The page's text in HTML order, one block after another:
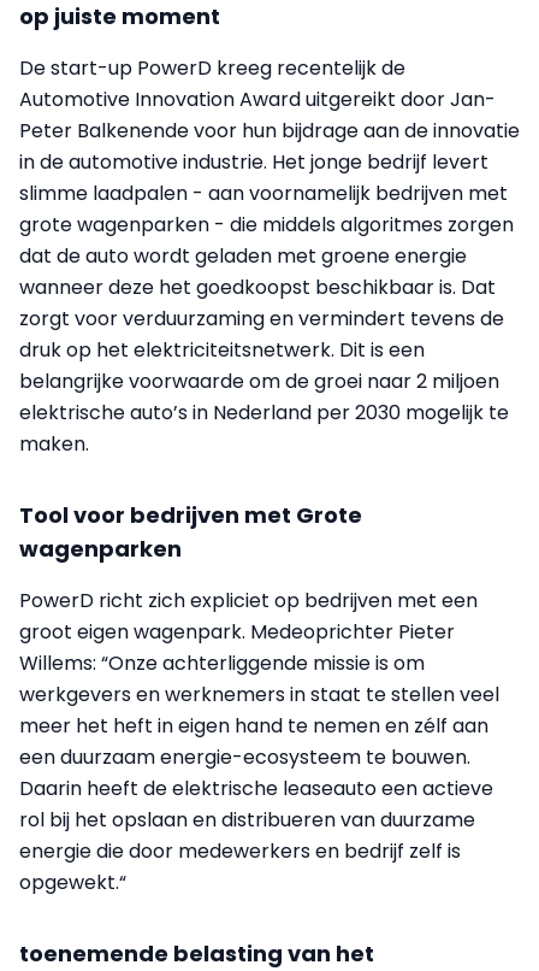
op juiste moment
De start-up PowerD kreeg recentelijk de
Automotive Innovation Award uitgereikt door Jan-
Peter Balkenende voor hun bijdrage aan de innovatie
in de automotive industrie. Het jonge bedrijf levert
slimme laadpalen - aan voornamelijk bedrijven met
grote wagenparken - die middels algoritmes zorgen
dat de auto wordt geladen met groene energie
wanneer deze het goedkoopst beschikbaar is. Dat
zorgt voor verduurzaming en vermindert tevens de
druk op het elektriciteitsnetwerk. Dit is een
belangrijke voorwaarde om de groei naar 2 miljoen
elektrische auto’s in Nederland per 2030 mogelijk te
maken.
Tool voor bedrijven met Grote
wagenparken
PowerD richt zich expliciet op bedrijven met een
groot eigen wagenpark. Medeoprichter Pieter
Willems: “Onze achterliggende missie is om
werkgevers en werknemers in staat te stellen veel
meer het heft in eigen hand te nemen en zélf aan
een duurzaam energie-ecosysteem te bouwen.
Daarin heeft de elektrische leaseauto een actieve
rol bij het opslaan en distribueren van duurzame
energie die door medewerkers en bedrijf zelf is
opgewekt.“
toenemende belasting van het